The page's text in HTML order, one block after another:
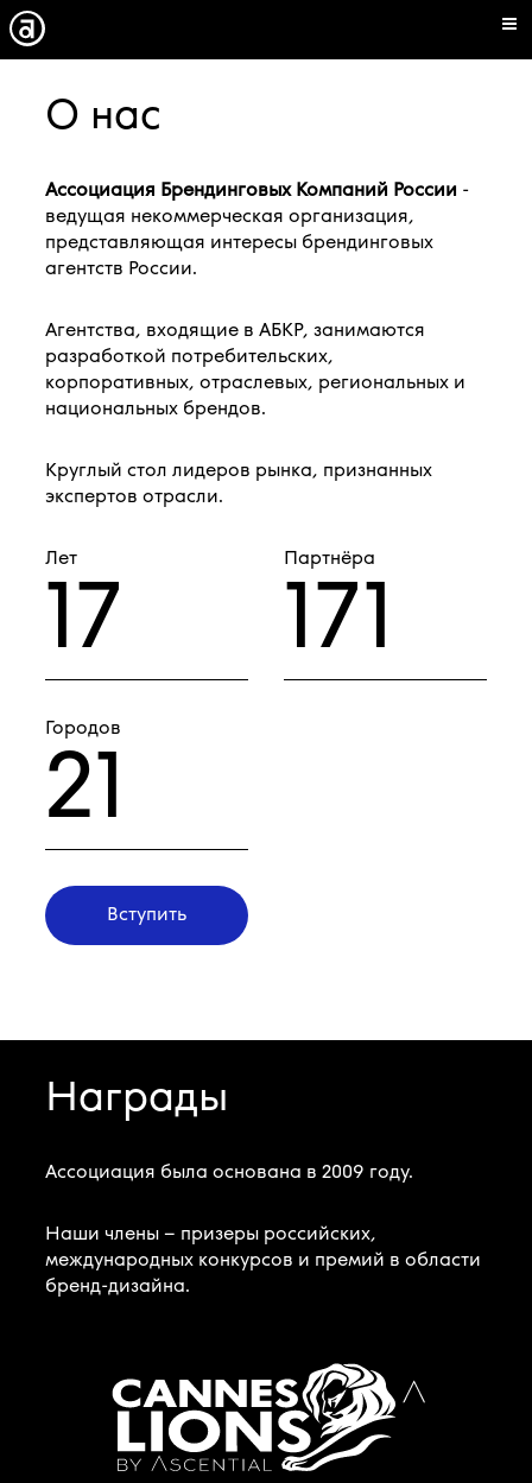
О нас
Ассоциация Брендинговых Компаний России -
ведущая некоммерческая организация,
представляющая интересы брендинговых
агентств России.
Агентства, входящие в АБКР, занимаются
разработкой потребительских,
корпоративных, отраслевых, региональных и
национальных брендов.
Круглый стол лидеров рынка, признанных
экспертов отрасли.
Лет
17
Партнёра
171
Городов
21
Вступить
Награды
Ассоциация была основана в 2009 году.
Наши члены – призеры российских,
международных конкурсов и премий в области
бренд-дизайна.